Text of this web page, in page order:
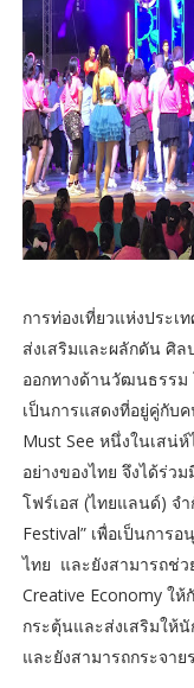
การท่องเที่ยวแห่งประเ
ส่งเสริมและผลักดัน ศิล
ออกทางด้านวัฒนธรรม
เป็นการแสดงที่อยู่คู่กับ
Must See หนึ่งในเสน่
อย่างของไทย จึงได้ร่ว
โฟร์เอส (ไทยแลนด์) จำ
Festival” เพื่อเป็นกา
ไทย และยังสามารถช่ว
Creative Economy ใ
กระตุ้นและส่งเสริมให้
และยังสามารถกระจา